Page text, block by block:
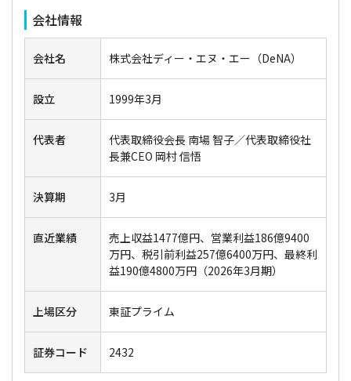
会社情報
会社名 株式会社ディー・エヌ・エー（DeNA）
設立 1999年3月
代表者
代表取締役会長 南場 智子／代表取締役社
長兼CEO 岡村 信悟
決算期 3月
直近業績
売上収益1477億円、営業利益186億9400
万円、税引前利益257億6400万円、最終利
益190億4800万円（2026年3月期）
上場区分 東証プライム
証券コード 2432